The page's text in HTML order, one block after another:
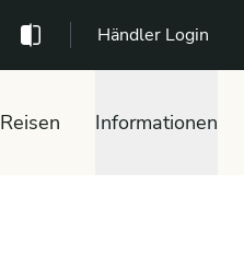
Händler Login
Reisen Informationen